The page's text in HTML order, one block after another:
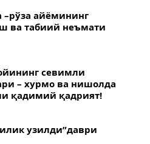
айёмининг
ва табиий неъмати
севимли
– хурмо ва нишолда
қадимий қадрият!
узилди”даври